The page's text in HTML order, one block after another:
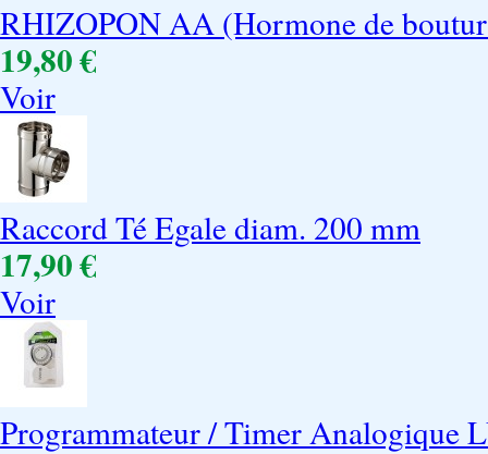
RHIZOPON AA (Hormone de
19,80 €
Voir
Raccord Té Egale diam. 200 mm
17,90 €
Voir
Programmateur / Timer Analogique